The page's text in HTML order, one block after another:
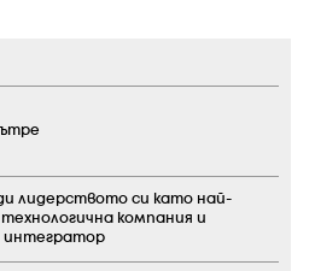
лидерството си като най-
компания и
интегратор